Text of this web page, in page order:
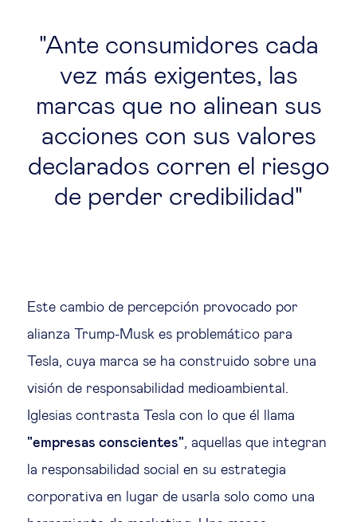
Ante consumidores cada
vez más exigentes, las
marcas que no alinean sus
acciones con sus valores
declarados corren el riesgo
de perder credibilidad
Este cambio de percepción provocado por
alianza Trump-Musk es problemático para
Tesla, cuya marca se ha construido sobre una
visión de responsabilidad medioambiental.
Iglesias contrasta Tesla con lo que él llama
"empresas conscientes", aquellas que integran
la responsabilidad social en su estrategia
corporativa en lugar de usarla solo como una